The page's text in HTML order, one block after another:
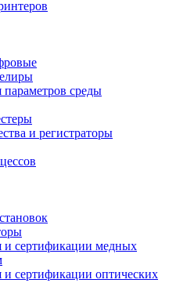
параметров среды
и регистраторы
и сертификации медных
и сертификации оптических